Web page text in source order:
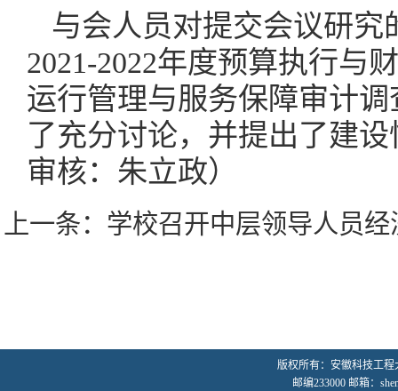
与会人员对提交会议研究
2021-2022年度预算执行与
运行管理与服务保障审计
了充分讨论，并提出了建
审核：朱立政）
上一条： 学校召开中层领导人员
版权所有：安徽科技工
邮编233000 邮箱：